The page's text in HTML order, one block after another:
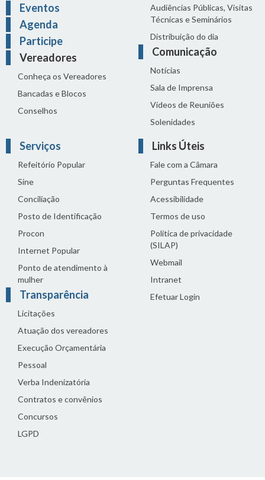
Eventos
Agenda
Participe
Vereadores
Conheça os Vereadores
Bancadas e Blocos
Conselhos
Audiências Públicas, Visitas
Técnicas e Seminários
Distribuição do dia
Comunicação
Notícias
Sala de Imprensa
Vídeos de Reuniões
Solenidades
Serviços
Refeitório Popular
Sine
Conciliação
Posto de Identificação
Procon
Internet Popular
Ponto de atendimento à
mulher
Transparência
Licitações
Atuação dos vereadores
Execução Orçamentária
Pessoal
Verba Indenizatória
Contratos e convênios
Concursos
LGPD
Links Úteis
Fale com a Câmara
Perguntas Frequentes
Acessibilidade
Termos de uso
Política de privacidade
(SILAP)
Webmail
Intranet
Efetuar Login